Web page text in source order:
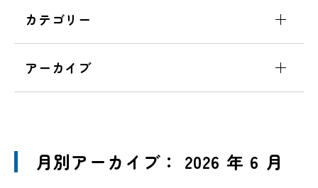
月別アーカイブ： 2026 年 6 月
カテゴリー
アーカイブ